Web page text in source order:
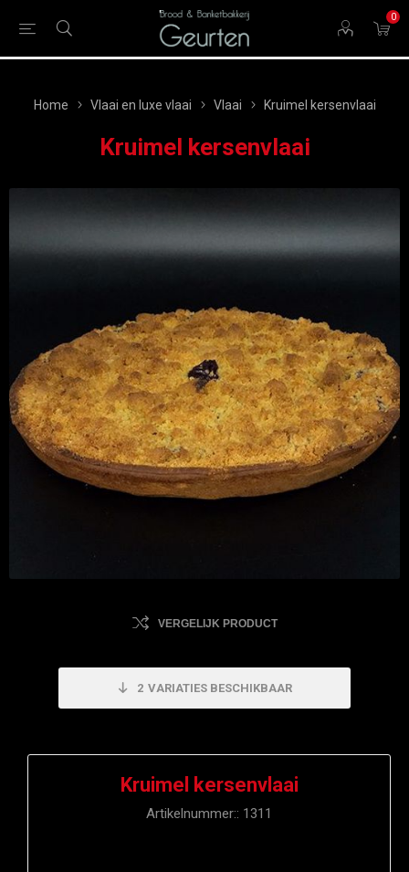
0
Home Vlaai en luxe vlaai Vlaai Kruimel kersenvlaai
Kruimel kersenvlaai
VERGELIJK PRODUCT
2 VARIATIES BESCHIKBAAR
Kruimel kersenvlaai
Artikelnummer:: 1311